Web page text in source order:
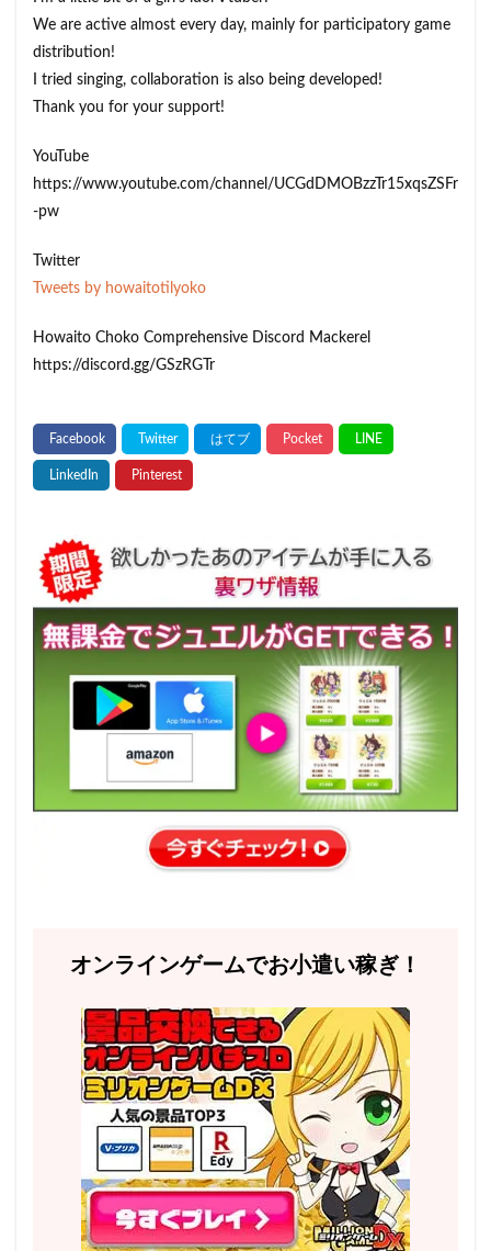
We are active almost every day, mainly for participatory game
distribution!
I tried singing, collaboration is also being developed!
Thank you for your support!
YouTube
https://www.youtube.com/channel/UCGdDMOBzzTr15xqsZSFr
-pw
Twitter
Tweets by howaitotilyoko
Howaito Choko Comprehensive Discord Mackerel
https://discord.gg/GSzRGTr
オンラインゲームでお小遣い稼ぎ！